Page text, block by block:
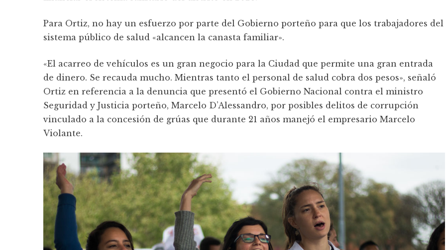
Para Ortiz, no hay un esfuerzo por parte del Gobierno porteño para que los trabajadores del
sistema público de salud «alcancen la canasta familiar».
«El acarreo de vehículos es un gran negocio para la Ciudad que permite una gran entrada
de dinero. Se recauda mucho. Mientras tanto el personal de salud cobra dos pesos», señaló
Ortiz en referencia a la denuncia que presentó el Gobierno Nacional contra el ministro
Seguridad y Justicia porteño, Marcelo D’Alessandro, por posibles delitos de corrupción
vinculado a la concesión de grúas que durante 21 años manejó el empresario Marcelo
Violante.